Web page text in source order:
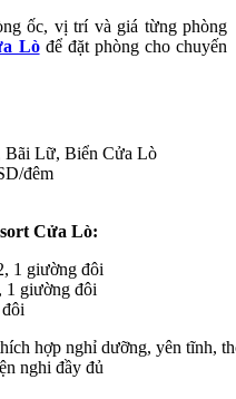
ốc, vị trí và giá từng phòng
Lòđể đặt phòng cho chuyến
Lữ, Biển Cửa Lò
đêm
Cửa Lò:
1 giường đôi
1 giường đôi